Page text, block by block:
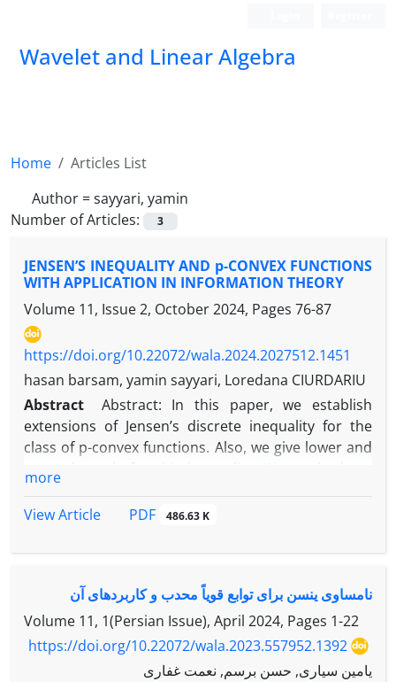
Wavelet and Linear Algebra
Home
Articles List
Author =sayyari, yamin
Number of Articles:
3
JENSEN’S INEQUALITY AND p-CONVEX FUNCTIONS
WITH APPLICATION IN INFORMATION THEORY
Volume 11, Issue 2, October 2024, Pages 76-87
https://doi.org/10.22072/wala.2024.2027512.1451
hasan barsam, yamin sayyari, Loredana CIURDARIU
Abstract
Abstract: In this paper, we establish
extensions of Jensen’s discrete inequality for the
class of p-convex functions. Also, we give lower and
strong bounds for Shannon’s entropy of a
applications.
more
View Article
PDF 486.63 K
نامساوی ینسن برای توابع قویاً محدب و کاربردهای آن
Volume 11, 1(Persian Issue), April 2024, Pages 1-22
https://doi.org/10.22072/wala.2023.557952.1392
یامین سیاری, حسن برسم, نعمت غفاری